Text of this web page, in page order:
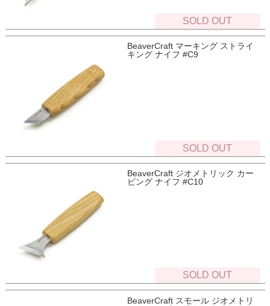
SOLD OUT
BeaverCraft マーキング ストライ
キング ナイフ #C9
SOLD OUT
BeaverCraft ジオメトリック カー
ビング ナイフ #C10
SOLD OUT
BeaverCraft スモール ジオメトリ